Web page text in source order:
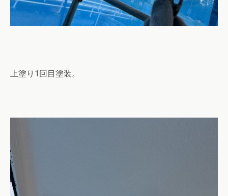
上塗り1回目塗装。